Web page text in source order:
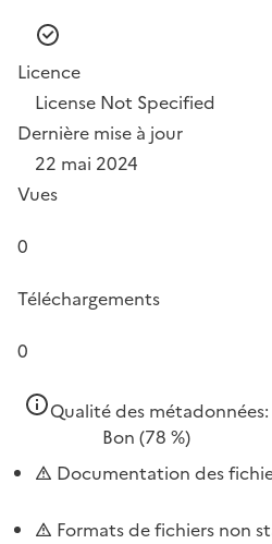
Licence
License Not Specified
Dernière mise à jour
22 mai 2024
Vues
0
Téléchargements
0
Qualité des métadonnées:
Bon (78 %)
Documentation des
Formats de fichiers non